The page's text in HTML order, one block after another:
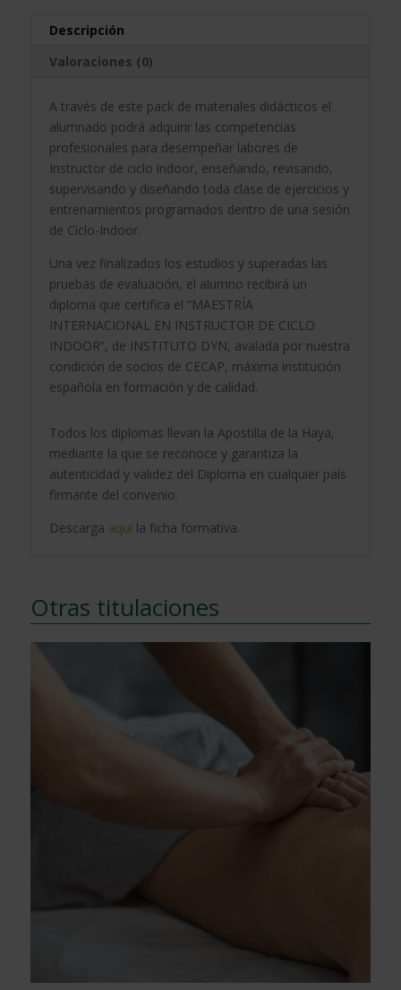
cantidad
:
Descripción
Valoraciones (0)
A través de este pack de materiales didácticos el
alumnado podrá adquirir las competencias
profesionales para desempeñar labores de
Instructor de ciclo indoor, enseñando, revisando,
supervisando y diseñando toda clase de ejercicios y
entrenamientos programados dentro de una sesión
de Ciclo-Indoor.
Una vez finalizados los estudios y superadas las
pruebas de evaluación, el alumno recibirá un
diploma que certifica el “MAESTRÍA
INTERNACIONAL EN INSTRUCTOR DE CICLO
INDOOR”, de INSTITUTO DYN, avalada por nuestra
condición de socios de CECAP, máxima institución
española en formación y de calidad.
Todos los diplomas llevan la Apostilla de la Haya,
mediante la que se reconoce y garantiza la
autenticidad y validez del Diploma en cualquier país
firmante del convenio.
Descarga aquíla ficha formativa.
Otras titulaciones